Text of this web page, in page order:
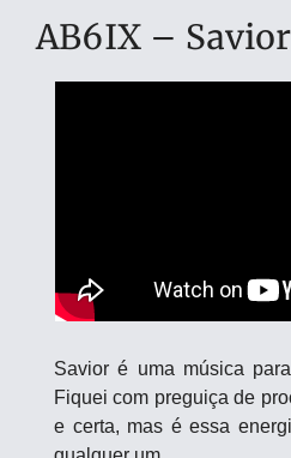
AB6IX – Savior
Savior é uma música
Fiquei com preguiça de
e certa, mas é essa